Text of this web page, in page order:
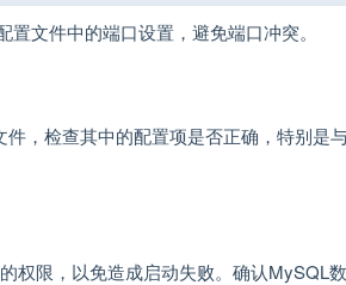
文件中的端口设置，避免端口冲突。
，检查其中的配置项是否正确，特别是
权限，以免造成启动失败。确认MySQL